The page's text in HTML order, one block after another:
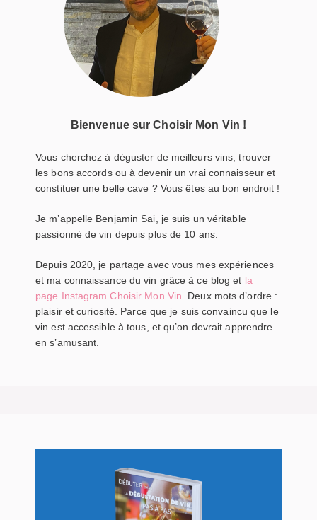
Bienvenue sur Choisir Mon Vin !
Vous cherchez à déguster de meilleurs vins, trouver
les bons accords ou à devenir un vrai connaisseur et
constituer une belle cave ? Vous êtes au bon endroit !
Je m’appelle Benjamin Sai, je suis un véritable
passionné de vin depuis plus de 10 ans.
Depuis 2020, je partage avec vous mes expériences
et ma connaissance du vin grâce à ce blog et la
page Instagram Choisir Mon Vin . Deux mots d’ordre :
plaisir et curiosité. Parce que je suis convaincu que le
vin est accessible à tous, et qu’on devrait apprendre
en s’amusant.